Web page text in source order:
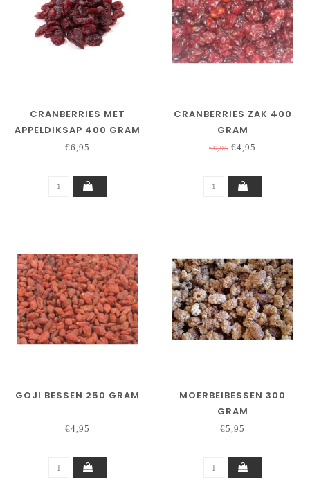
CRANBERRIES MET
APPELDIKSAP 400 GRAM
€6,95
CRANBERRIES ZAK 400
GRAM
€6,95 €4,95
GOJI BESSEN 250 GRAM
€4,95
MOERBEIBESSEN 300
GRAM
€5,95